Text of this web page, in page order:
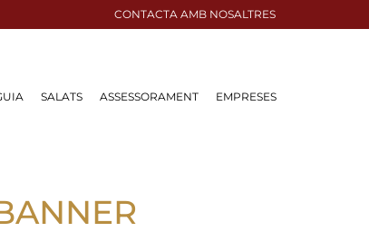
CONTACTA AMB NOSALTRES
SALATS ASSESSORAMENT EMPRESES